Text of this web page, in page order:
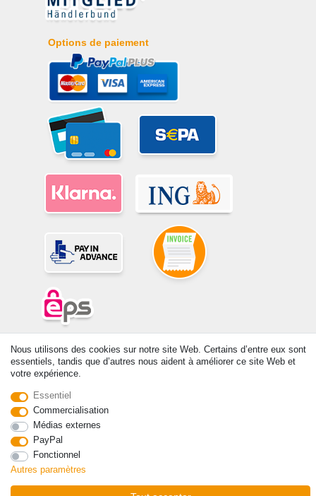
Options de paiement
© Copyright 2026 | Tous droits réservés. -Tous droits réservés – Les
prix indiqués par le Vendeur au moment de la commande sont libellés
en Euros TTC. Les conditions s’appliquent aux livraisons en France !
Nous utilisons des cookies sur notre site Web. Certains d’entre eux sont
essentiels, tandis que d’autres nous aident à améliorer ce site Web et
votre expérience.
Essentiel
Commercialisation
Médias externes
PayPal
Fonctionnel
Autres paramètres
Rétracter le contrat ici